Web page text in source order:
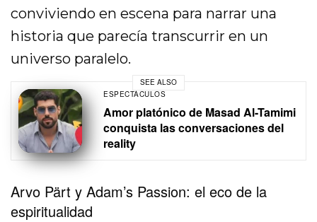
conviviendo en escena para narrar una
historia que parecía transcurrir en un
universo paralelo.
SEE ALSO
ESPECTÁCULOS
Amor platónico de Masad Al-Tamimi
conquista las conversaciones del
reality
Arvo Pärt y Adam’s Passion: el eco de la
espiritualidad